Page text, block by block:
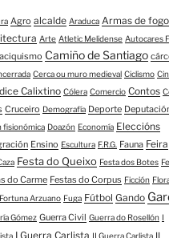
Agro alcalde Araduca Armas de fogo
Arte Atletic Melidense Autocares
Camiño de Santiago
Cerca ou muro medieval Ciclismo
Calixtino Cólera Comercio Contos
Cruceiro Demografía Deporte
fisionómica Doazón Economía Eleccións
Ensino Escultura F.R.G. Fauna Feira
Festa do Queixo Festa dos Botes
do Carme Festas do Corpus Ficción
Fortuna Arzuano Fuga Fútbol Gando
Gómez Guerra Civil Guerra do Rosellón I
I Guerra Carlista II Guerra Carlista II